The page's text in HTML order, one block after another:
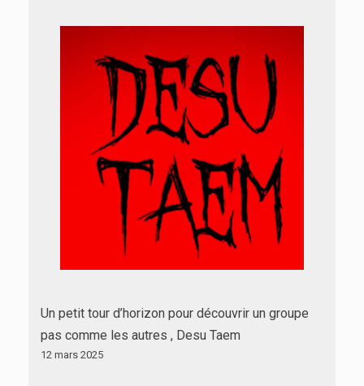
Un petit tour d’horizon pour découvrir un groupe
pas comme les autres , Desu Taem
12 mars 2025